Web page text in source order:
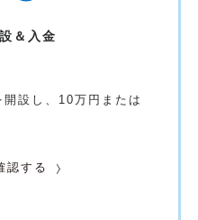
＆入金
設し、10万円または
認する